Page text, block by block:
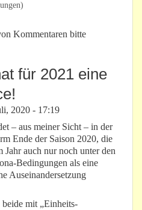
Neue Leitung zur Flucht ins
Kommentaren bitte
für 2021 eine
2020 - 17:19
– aus meiner Sicht – in der
Ende der Saison 2020, die
Jahr auch nur noch unter den
Bedingungen als eine
Auseinandersetzung
mit „Einheits-